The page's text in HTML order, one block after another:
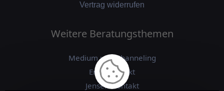
Vertrag widerrufen
Weitere Beratungsthemen
Medium und Channeling
Engelkontakt
Jenseitskontakt